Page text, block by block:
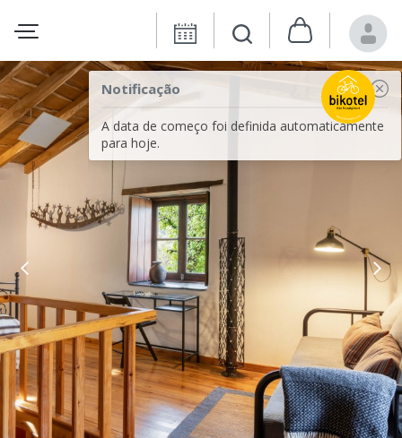
Notificação
A data de começo foi definida automaticamente
para hoje.